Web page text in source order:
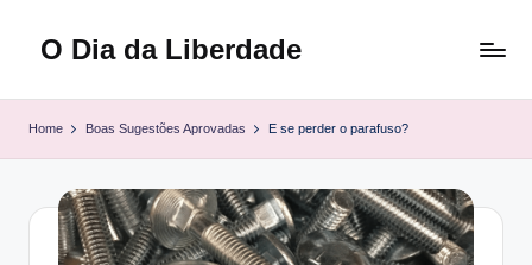
O Dia da Liberdade
Home Boas Sugestões Aprovadas E se perder o parafuso?